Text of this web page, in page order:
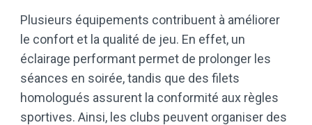
Plusieurs équipements contribuent à améliorer
le confort et la qualité de jeu. En effet, un
éclairage performant permet de prolonger les
séances en soirée, tandis que des filets
homologués assurent la conformité aux règles
sportives. Ainsi, les clubs peuvent organiser des